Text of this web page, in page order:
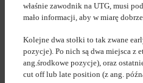
właśnie zawodnik na UTG, musi
mało informacji, aby w miarę
Kolejne dwa stołki to tak zwane
pozycje). Po nich są dwa miejsca z
ang.środkowe pozycje), oraz
cut off lub late position (z ang.